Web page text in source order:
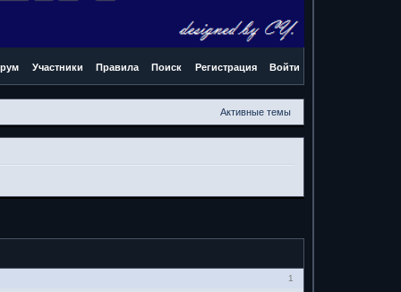
Участники Правила Поиск Регистрация Войти
Активные темы
1